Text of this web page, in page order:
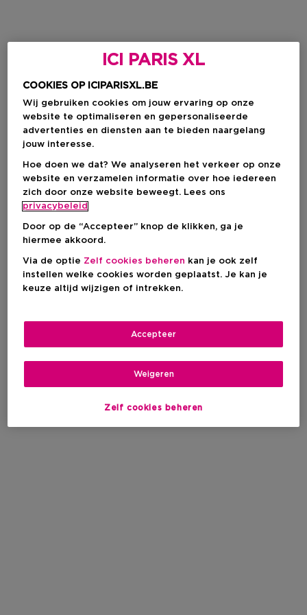
ICI PARIS XL
COOKIES OP ICIPARISXL.BE
Wij gebruiken cookies om jouw ervaring op onze
website te optimaliseren en gepersonaliseerde
advertenties en diensten aan te bieden naargelang
jouw interesse.
Hoe doen we dat? We analyseren het verkeer op onze
website en verzamelen informatie over hoe iedereen
zich door onze website beweegt. Lees ons
privacybeleid
Door op de “Accepteer” knop de klikken, ga je
hiermee akkoord.
Via de optie Zelf cookies beheren kan je ook zelf
instellen welke cookies worden geplaatst. Je kan je
keuze altijd wijzigen of intrekken.
Zelf cookies beheren
Weigeren
Accepteer